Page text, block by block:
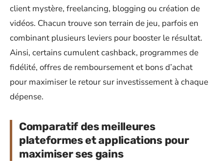
client mystère, freelancing, blogging ou création de
vidéos. Chacun trouve son terrain de jeu, parfois en
combinant plusieurs leviers pour booster le résultat.
Ainsi, certains cumulent cashback, programmes de
fidélité, offres de remboursement et bons d’achat
pour maximiser le retour sur investissement à chaque
dépense.
Comparatif des meilleures
plateformes et applications pour
maximiser ses gains